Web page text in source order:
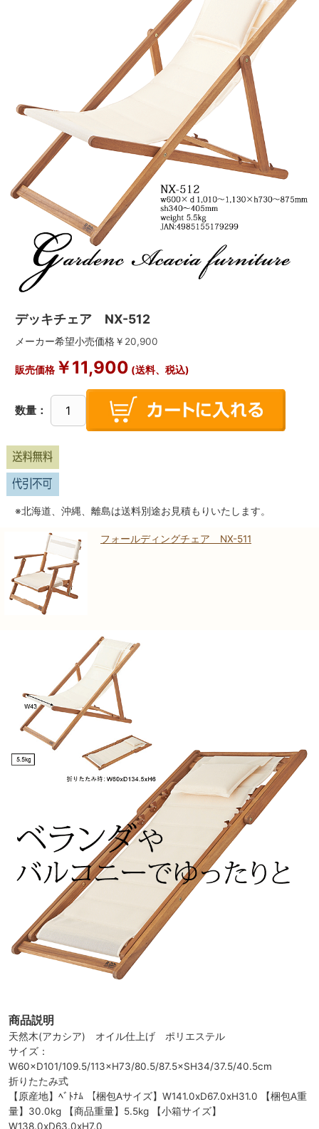
デッキチェア NX-512
メーカー希望小売価格￥ 20,900
販売価格￥11,900 (送料、税込)
数量：
※北海道、沖縄、離島は送料別途お見積もりいたします。
フォールディングチェア NX-511
商品説明
天然木(アカシア) オイル仕上げ ポリエステル
サイズ：
W60×D101/109.5/113×H73/80.5/87.5×SH34/37.5/40.5cm
折りたたみ式
【原産地】ﾍﾞﾄﾅﾑ 【梱包Aサイズ】W141.0xD67.0xH31.0 【梱包A重
量】30.0kg 【商品重量】5.5kg 【小箱サイズ】
W138.0xD63.0xH7.0